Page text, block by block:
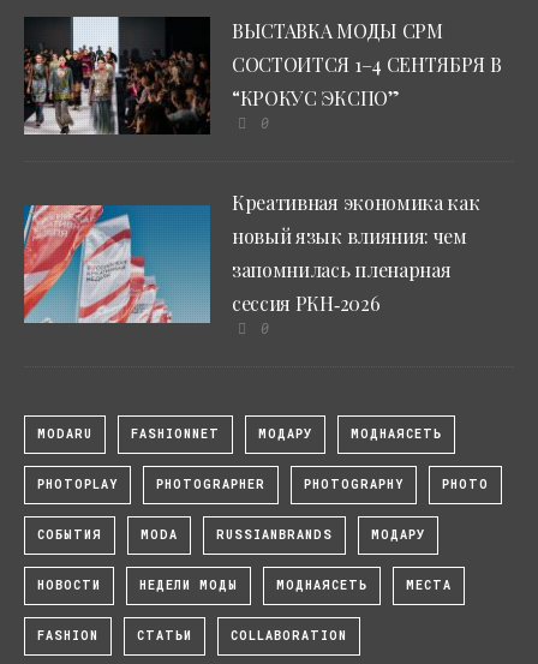
ВЫСТАВКА МОДЫ CPM
СОСТОИТСЯ 1–4 СЕНТЯБРЯ В
“КРОКУС ЭКСПО”
0
Креативная экономика как
новый язык влияния: чем
запомнилась пленарная
сессия РКН‑2026
0
MODARU FASHIONNET МОДАРУ МОДНАЯСЕТЬ
PHOTOPLAY PHOTOGRAPHER PHOTOGRAPHY PHOTO
СОБЫТИЯ MODA RUSSIANBRANDS МОДАРУ
НОВОСТИ НЕДЕЛИ МОДЫ МОДНАЯСЕТЬ МЕСТА
FASHION СТАТЬИ COLLABORATION